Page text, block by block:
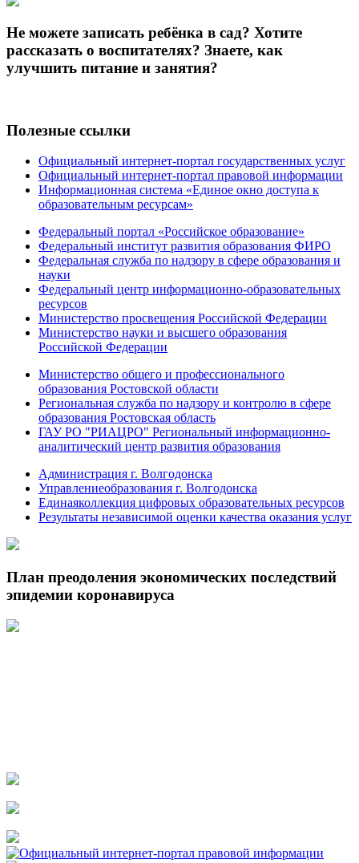
Не можете записать ребёнка в сад? Хотите
рассказать о воспитателях? Знаете, как
улучшить питание и занятия?
Полезные ссылки
Официальный интернет-портал государственных услуг
Официальный интернет-портал правовой информации
Информационная система «Единое окно доступа к
образовательным ресурсам»
Федеральный портал «Российское образование»
Федеральный институт развития образования ФИРО
Федеральная служба по надзору в сфере образования и
науки
Федеральный центр информационно-образовательных
ресурсов
Министерство просвещения Российской Федерации
Министерство науки и высшего образования
Российской Федерации
Министерство общего и профессионального
образования Ростовской области
Региональная служба по надзору и контролю в сфере
образования Ростовская область
ГАУ РО "РИАЦРО" Региональный информационно-
аналитический центр развития образования
Администрация г. Волгодонска
Управлениеобразования г. Волгодонска
Единаяколлекция цифровых образовательных ресурсов
Результаты независимой оценки качества оказания услуг
План преодоления экономических последствий
эпидемии коронавируса